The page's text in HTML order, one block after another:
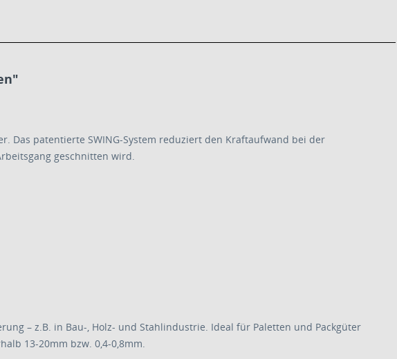
Das patentierte SWING-System reduziert den Kraftaufwand bei der
geschnitten wird.
– z.B. in Bau-, Holz- und Stahlindustrie. Ideal für Paletten und Packgüter
13-20mm bzw. 0,4-0,8mm.